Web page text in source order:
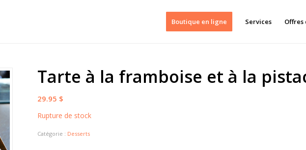
Boutique en ligne Services Offres
Tarte à la framboise et à la
29.95 $
Rupture de stock
Catégorie : Desserts